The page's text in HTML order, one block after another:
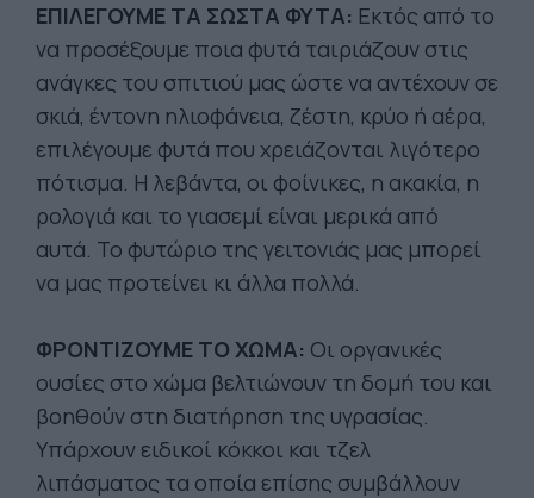
ΕΠΙΛΕΓΟΥΜΕ ΤΑ ΣΩΣΤΑ ΦΥΤΑ: Εκτός από το
να προσέξουμε ποια φυτά ταιριάζουν στις
ανάγκες του σπιτιού μας ώστε να αντέχουν σε
σκιά, έντονη ηλιοφάνεια, ζέστη, κρύο ή αέρα,
επιλέγουμε φυτά που χρειάζονται λιγότερο
πότισμα. Η λεβάντα, οι φοίνικες, η ακακία, η
ρολογιά και το γιασεμί είναι μερικά από
αυτά. Το φυτώριο της γειτονιάς μας μπορεί
να μας προτείνει κι άλλα πολλά.
ΦΡΟΝΤΙΖΟΥΜΕ ΤΟ ΧΩΜΑ: Οι οργανικές
ουσίες στο χώμα βελτιώνουν τη δομή του και
βοηθούν στη διατήρηση της υγρασίας.
Υπάρχουν ειδικοί κόκκοι και τζελ
λιπάσματος τα οποία επίσης συμβάλλουν